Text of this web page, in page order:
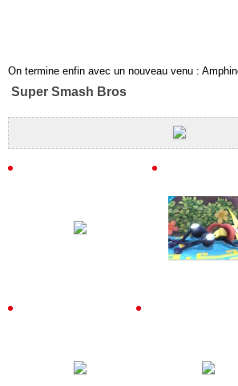
On termine enfin avec un nouveau venu :
Super Smash Bros